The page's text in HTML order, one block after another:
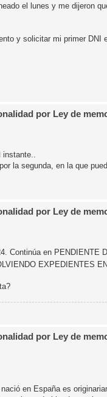
el lunes y me dijeron
y solicitar mi primer DNI
por Ley de
instante..
la segunda, en la que
por Ley de
Continúa en PENDIENTE
EXPEDIENTES
por Ley de
en España es